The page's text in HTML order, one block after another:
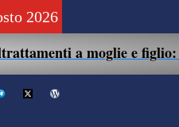
2026
a moglie e figlio: